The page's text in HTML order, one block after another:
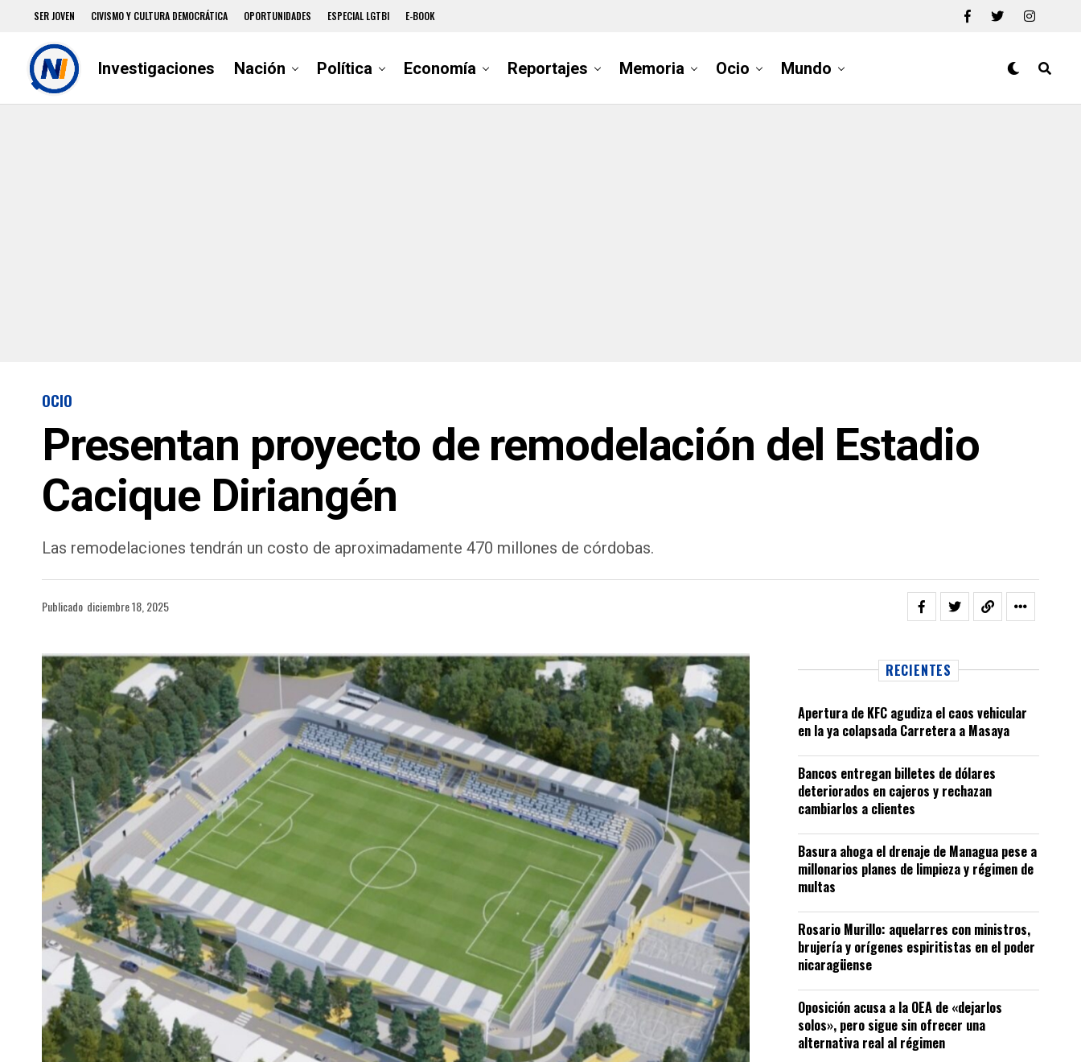
SER JOVEN CIVISMO Y CULTURA DEMOCRÁTICA OPORTUNIDADES ESPECIAL LGTBI E-BOOK
Investigaciones Nación Política Economía Reportajes Memoria Ocio Mundo
OCIO
Presentan proyecto de remodelación del Estadio
Cacique Diriangén
Las remodelaciones tendrán un costo de aproximadamente 470 millones de córdobas.
Publicado diciembre 18, 2025
RECIENTES
Apertura de KFC agudiza el caos vehicular
en la ya colapsada Carretera a Masaya
Bancos entregan billetes de dólares
deteriorados en cajeros y rechazan
cambiarlos a clientes
Basura ahoga el drenaje de Managua pese a
millonarios planes de limpieza y régimen de
multas
Rosario Murillo: aquelarres con ministros,
brujería y orígenes espiritistas en el poder
nicaragüense
Oposición acusa a la OEA de «dejarlos
solos», pero sigue sin ofrecer una
alternativa real al régimen